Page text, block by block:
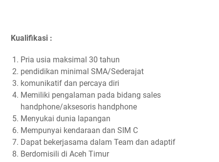
Kualifikasi :
Pria usia maksimal 30 tahun
pendidikan minimal SMA/Sederajat
komunikatif dan percaya diri
Memiliki pengalaman pada bidang sales
handphone/aksesoris handphone
Menyukai dunia lapangan
Mempunyai kendaraan dan SIM C
Dapat bekerjasama dalam Team dan adaptif
Berdomisili di Aceh Timur